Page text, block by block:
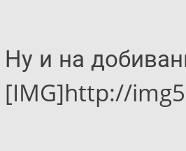
Ну и на
[IMG]http://